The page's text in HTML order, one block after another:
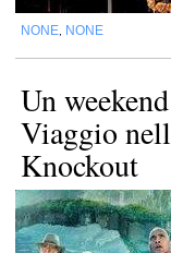
NONE NONE
Un
Viaggio
Knockout